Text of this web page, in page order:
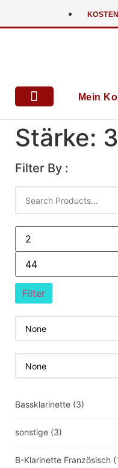
Mein
Stärke:
Filter By :
Filter
Bassklarinette (3)
sonstige (3)
B-Klarinette Französisch